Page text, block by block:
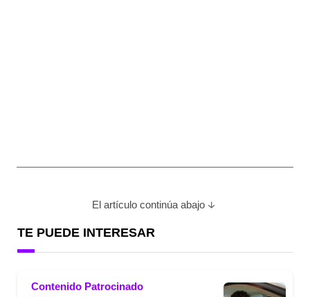
El artículo continúa abajo
TE PUEDE INTERESAR
Contenido Patrocinado